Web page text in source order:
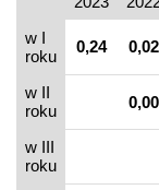
w I
roku
0,24 0,02
w II
roku
0,00
w III
roku